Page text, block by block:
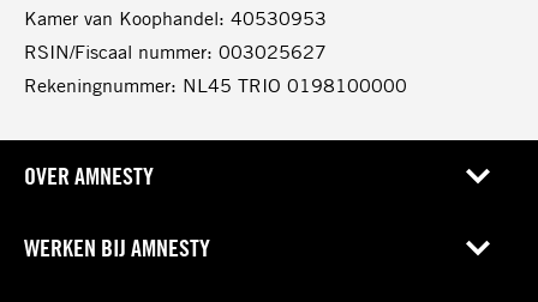
Kamer van Koophandel: 40530953
RSIN/Fiscaal nummer: 003025627
Rekeningnummer: NL45 TRIO 0198100000
OVER AMNESTY
WERKEN BIJ AMNESTY